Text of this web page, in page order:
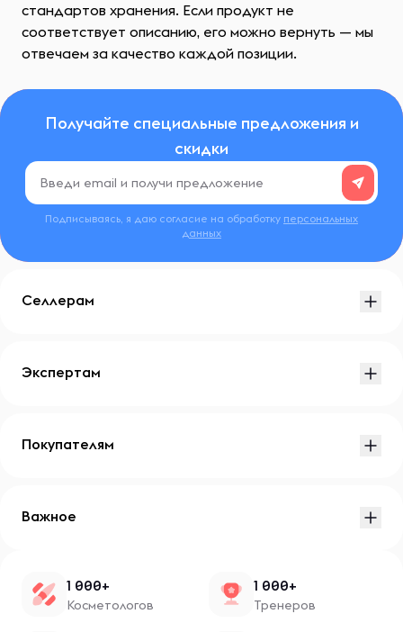
стандартов хранения. Если продукт не
соответствует описанию, его можно вернуть — мы
отвечаем за качество каждой позиции.
Получайте специальные предложения и
скидки
Подписываясь, я даю согласие на обработку персональных
данных
Селлерам
Экспертам
Покупателям
Важное
1 000+
Косметологов
1 000+
Тренеров